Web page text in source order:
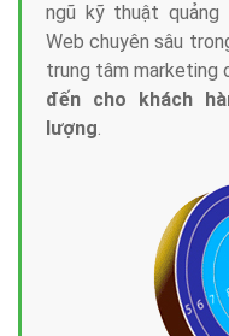
ngũ kỹ thuật
Web chuyên sâu
trung tâm marketing
đến cho khách
lượng.